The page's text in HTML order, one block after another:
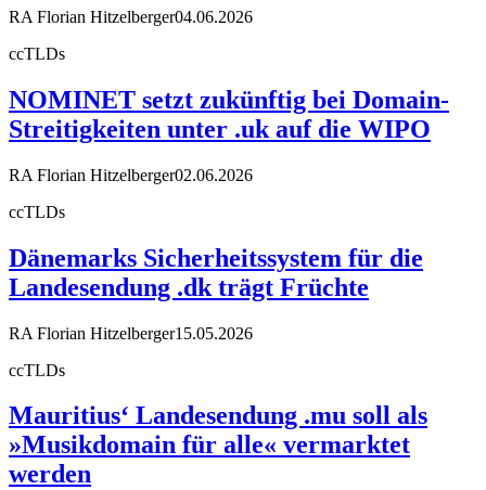
RA Florian Hitzelberger04.06.2026
ccTLDs
NOMINET setzt zukünftig bei Domain-
Streitigkeiten unter .uk auf die WIPO
RA Florian Hitzelberger02.06.2026
ccTLDs
Dänemarks Sicherheitssystem für die
Landesendung .dk trägt Früchte
RA Florian Hitzelberger15.05.2026
ccTLDs
Mauritius‘ Landesendung .mu soll als
»Musikdomain für alle« vermarktet
werden